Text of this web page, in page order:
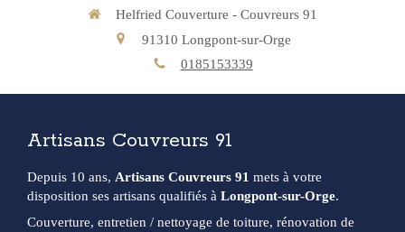
Helfried Couverture - Couvreurs 91
91310 Longpont-sur-Orge
0185153339
Artisans Couvreurs 91
Depuis 10 ans, Artisans Couvreurs 91 mets à votre
disposition ses artisans qualifiés à Longpont-sur-Orge.
Couverture, entretien / nettoyage de toiture, rénovation de